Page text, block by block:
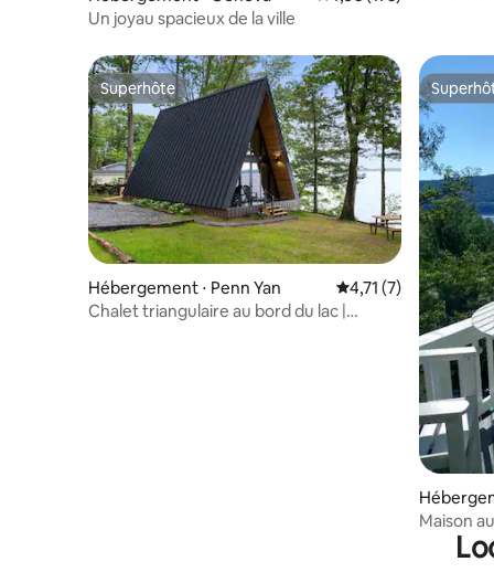
Un joyau spacieux de la ville
Superhôte
Superhôte
Hébergement ⋅ Penn Yan Évaluation moyenne
4,71 (7)
Chalet triangulaire au bord du lac |
a
Maison